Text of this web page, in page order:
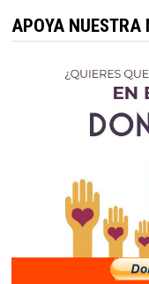
APOYA NUESTRA